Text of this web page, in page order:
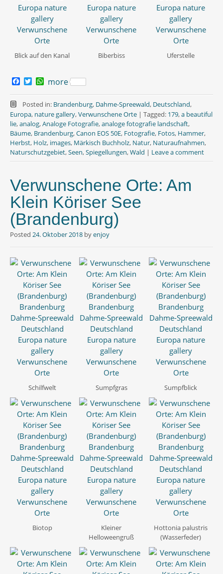
Blick auf den Kanal Biberbiss Uferstelle
c
e
b
o
o
k
T
i
t
t
e
r
W
a
t
s
A
p
p
more
Posted in: Brandenburg, Dahme-Spreewald, Deutschland,
Europa, nature gallery,Verwunschene Orte | Tagged: 179,a beautiful
lie,analog,Analoge Fotografie,analoge fotografie landschaft,
Bäume, Brandenburg,Canon EOS 50E, Fotografie, Fotos, Hammer,
Herbst, Holz, images, Märkisch Buchholz, Natur, Naturaufnahmen,
Naturschutzgebiet,Seen,Spiegellungen,Wald | Leave a comment
Verwunschene Orte: Am
Klein Köriser See
(Brandenburg)
Posted 24. Oktober 2018 byenjoy
Schilfwelt Sumpfgras Sumpfblick
Biotop
Kleiner
Helloweengruß
Hottonia palustris
(Wasserfeder)